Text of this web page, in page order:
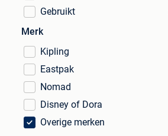
Gebruikt
Merk
Kipling
Eastpak
Nomad
Disney of Dora
Overige merken